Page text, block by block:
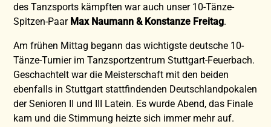
des Tanzsports kämpften war auch unser 10-Tänze-
Spitzen-Paar Max Naumann & Konstanze Freitag.
Am frühen Mittag begann das wichtigste deutsche 10-
Tänze-Turnier im Tanzsportzentrum Stuttgart-Feuerbach.
Geschachtelt war die Meisterschaft mit den beiden
ebenfalls in Stuttgart stattfindenden Deutschlandpokalen
der Senioren II und III Latein. Es wurde Abend, das Finale
kam und die Stimmung heizte sich immer mehr auf.